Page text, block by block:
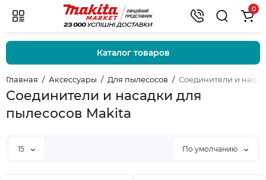
0
Каталог товаров
Главная Аксессуары Для пылесосов Соединители и
Соединители и насадки для
пылесосов Makita
15 По умолчанию